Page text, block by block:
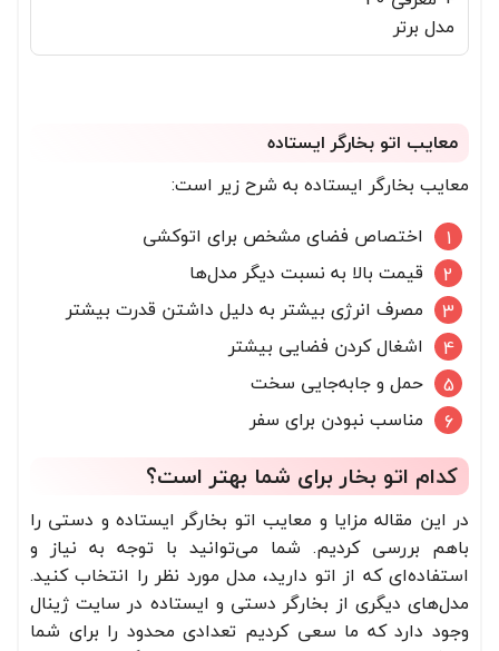
معایب اتو بخارگر ایستاده
معایب بخارگر ایستاده به شرح زیر است:
اختصاص فضای مشخص برای اتوکشی
قیمت بالا به نسبت دیگر مدل‌ها
مصرف انرژی بیشتر به دلیل داشتن قدرت بیشتر
اشغال کردن فضایی بیشتر
حمل و جابه‌جایی سخت
مناسب نبودن برای سفر
کدام اتو بخار برای شما بهتر است؟
در این مقاله مزایا و معایب اتو بخارگر ایستاده و دستی را
باهم بررسی کردیم. شما می‌توانید با توجه به نیاز و
استفاده‌ای که از اتو دارید، مدل مورد نظر را انتخاب کنید.
مدل‌های دیگری از بخارگر دستی و ایستاده در سایت ژینال
وجود دارد که ما سعی کردیم تعدادی محدود را برای شما